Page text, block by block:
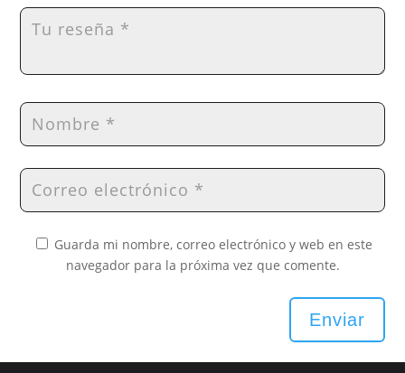
Guarda mi nombre, correo electrónico y web en este
navegador para la próxima vez que comente.
Enviar